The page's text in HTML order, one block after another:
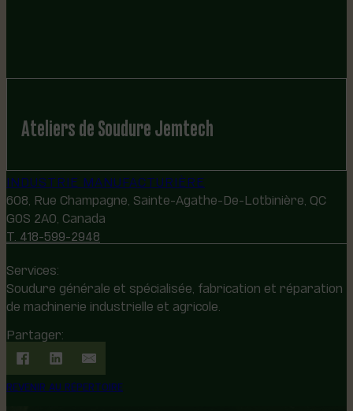
Ateliers de Soudure Jemtech
INDUSTRIE MANUFACTURIÈRE
608, Rue Champagne, Sainte-Agathe-De-Lotbinière, QC
G0S 2A0, Canada
T. 418-599-2948
Services:
Soudure générale et spécialisée, fabrication et réparation
de machinerie industrielle et agricole.
Partager:
REVENIR AU RÉPERTOIRE